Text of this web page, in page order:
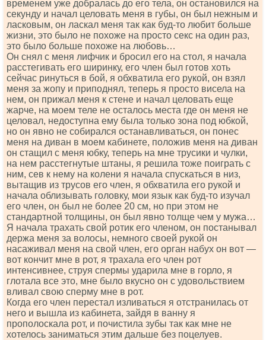
временем уже добралась до его тела, он остановился на
секунду и начал целовать меня в губы, он был нежным и
ласковым, он ласкал меня так как буд-то любит больше
жизни, это было не похоже на просто секс на один раз,
это было больше похоже на любовь…
Он снял с меня лифчик и бросил его на стол, я начала
расстегивать его ширинку, его член был готов хоть
сейчас ринуться в бой, я обхватила его рукой, он взял
меня за жопу и приподнял, теперь я просто висела на
нем, он прижал меня к стене и начал целовать еще
жарче, на моем теле не осталось места где он меня не
целовал, недоступна ему была только зона под юбкой,
но он явно не собирался останавливаться, он понес
меня на диван в моем кабинете, положив меня на диван
он стащил с меня юбку, теперь на мне трусики и чулки,
на нем расстегнутые штаны, я решила тоже поиграть с
ним, сев к нему на колени я начала спускаться в низ,
вытащив из трусов его член, я обхватила его рукой и
начала облизывать головку, мои язык как буд-то изучал
его член, он был не более 20 см, но при этом не
стандартной толщины, он был явно толще чем у мужа…
Я начала трахать свой ротик его членом, он постанывал
держа меня за волосы, немного своей рукой он
насаживал меня на свой член, его орган набух он вот —
вот кончит мне в рот, я трахала его член рот
интенсивнее, струя спермы ударила мне в горло, я
глотала все это, мне было вкусно он с удовольствием
вливал свою сперму мне в рот.
Когда его член перестал изливаться я отстранилась от
него и вышла из кабинета, зайдя в ванну я
прополоскала рот, и почистила зубы так как мне не
хотелось заниматься этим дальше без поцелуев.